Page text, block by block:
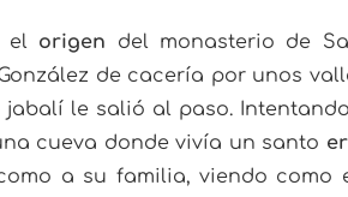
el origen del monasterio de
de cacería por unos
jabalí le salió al paso.
cueva donde vivía un santo
a su familia, viendo como